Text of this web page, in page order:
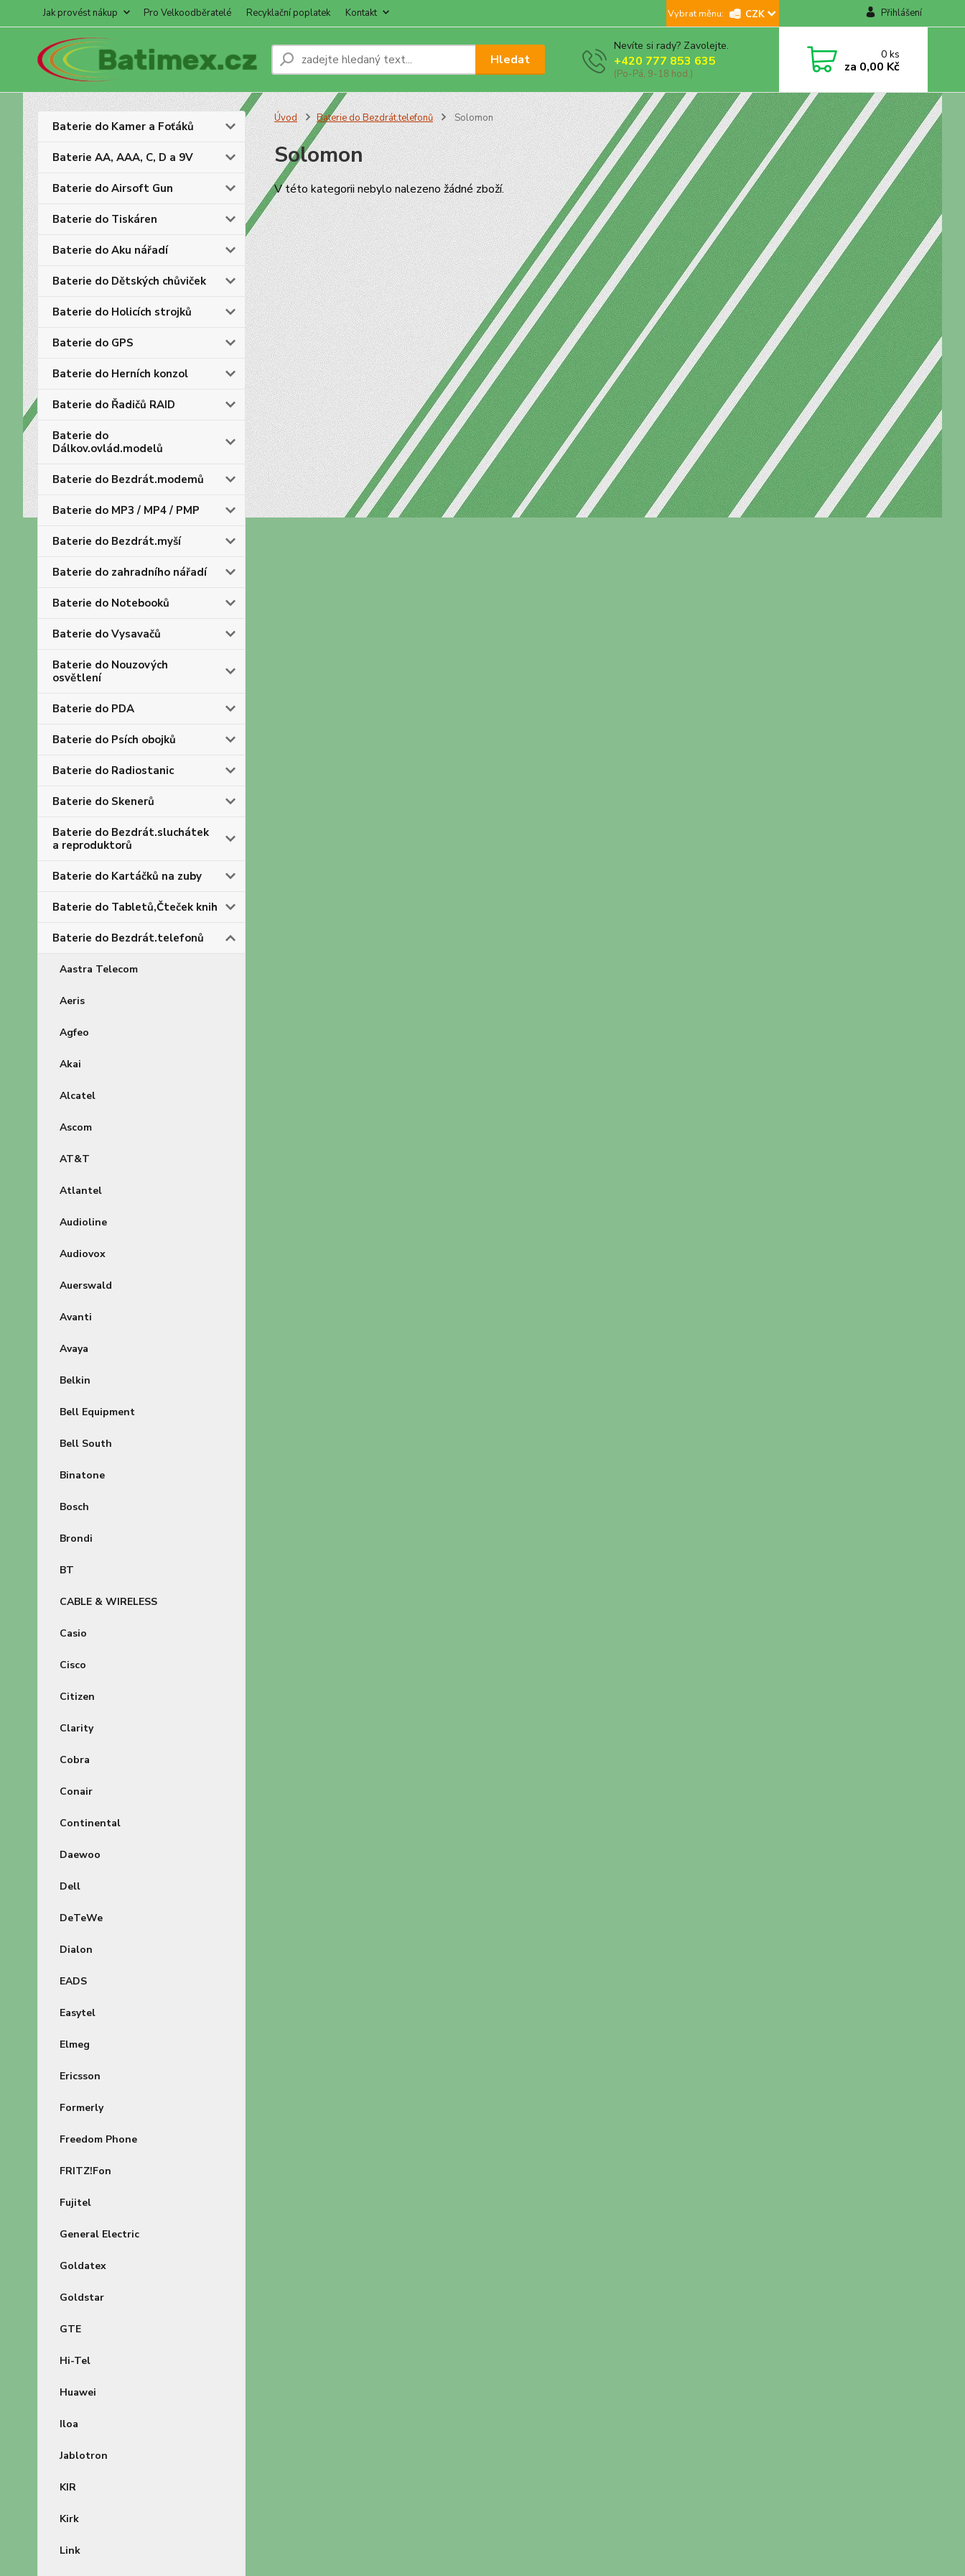
Jak provést nákup Pro Velkoodběratelé Recyklační poplatek Kontakt CZK Přihlášení
Hledat
Nevíte si rady? Zavolejte.
+420 777 853 635
(Po-Pá, 9-18 hod.)
0ks
za 0,00 Kč
Baterie do Kamer a Foťáků
Baterie AA, AAA, C, D a 9V
Baterie do Airsoft Gun
Baterie do Tiskáren
Baterie do Aku nářadí
Baterie do Dětských chůviček
Baterie do Holicích strojků
Baterie do GPS
Baterie do Herních konzol
Baterie do Řadičů RAID
Baterie do
Dálkov.ovlád.modelů
Baterie do Bezdrát.modemů
Baterie do MP3 / MP4 / PMP
Baterie do Bezdrát.myší
Baterie do zahradního nářadí
Baterie do Notebooků
Baterie do Vysavačů
Baterie do Nouzových
osvětlení
Baterie do PDA
Baterie do Psích obojků
Baterie do Radiostanic
Baterie do Skenerů
Baterie do Bezdrát.sluchátek
a reproduktorů
Baterie do Kartáčků na zuby
Baterie do Tabletů,Čteček knih
Baterie do Bezdrát.telefonů
Aastra Telecom
Aeris
Agfeo
Akai
Alcatel
Ascom
AT&T
Atlantel
Audioline
Audiovox
Auerswald
Avanti
Avaya
Belkin
Bell Equipment
Bell South
Binatone
Bosch
Brondi
BT
CABLE & WIRELESS
Casio
Cisco
Citizen
Clarity
Cobra
Conair
Continental
Daewoo
Dell
DeTeWe
Dialon
EADS
Easytel
Elmeg
Ericsson
Formerly
Freedom Phone
FRITZ!Fon
Fujitel
General Electric
Goldatex
Goldstar
GTE
Hi-Tel
Huawei
Iloa
Jablotron
KIR
Kirk
Link
Úvod Baterie do Bezdrát.telefonů Solomon
Solomon
V této kategorii nebylo nalezeno žádné zboží.